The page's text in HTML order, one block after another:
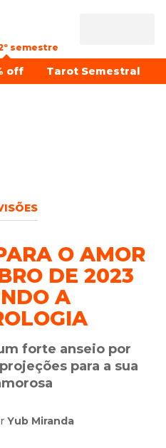
semestre
off Tarot Semestral
O AMOR
DE 2023
A
forte anseio por
para a sua
Yub Miranda